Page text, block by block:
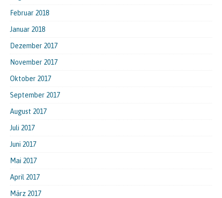
Februar 2018
Januar 2018
Dezember 2017
November 2017
Oktober 2017
September 2017
August 2017
Juli 2017
Juni 2017
Mai 2017
April 2017
März 2017